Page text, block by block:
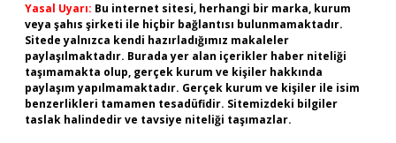
Yasal Uyarı: Bu internet sitesi, herhangi bir marka, kurum
veya şahıs şirketi ile hiçbir bağlantısı bulunmamaktadır.
Sitede yalnızca kendi hazırladığımız makaleler
paylaşılmaktadır. Burada yer alan içerikler haber niteliği
taşımamakta olup, gerçek kurum ve kişiler hakkında
paylaşım yapılmamaktadır. Gerçek kurum ve kişiler ile isim
benzerlikleri tamamen tesadüfidir. Sitemizdeki bilgiler
taslak halindedir ve tavsiye niteliği taşımazlar.